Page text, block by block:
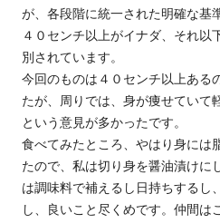
が、各段階に統一された明確な基
４０センチ以上がイナダ、それ以
別されています。
今回のものは４０センチ以上ある
たが、周りでは、身が痩せていて
という意見が多かったです。
食べてみたところ、やはり身には
たので、私は切り身を醤油漬けに
は調味料で補えるし日持ちするし
し、良いこと尽くめです。仲間は